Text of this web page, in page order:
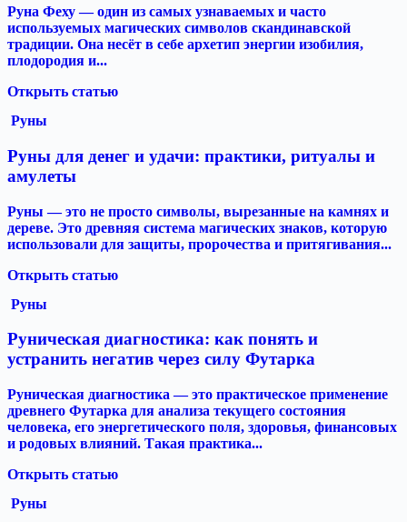
Руна Феху — один из самых узнаваемых и часто
используемых магических символов скандинавской
традиции. Она несёт в себе архетип энергии изобилия,
плодородия и...
Открыть статью
Руны
Руны для денег и удачи: практики, ритуалы и
амулеты
Руны — это не просто символы, вырезанные на камнях и
дереве. Это древняя система магических знаков, которую
использовали для защиты, пророчества и притягивания...
Открыть статью
Руны
Руническая диагностика: как понять и
устранить негатив через силу Футарка
Руническая диагностика — это практическое применение
древнего Футарка для анализа текущего состояния
человека, его энергетического поля, здоровья, финансовых
и родовых влияний. Такая практика...
Открыть статью
Руны